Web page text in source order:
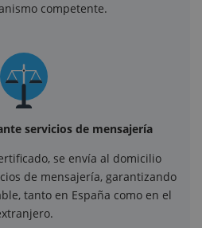
competente.
servicios de mensajería
se envía al domicilio
de mensajería, garantizando
tanto en España como en el